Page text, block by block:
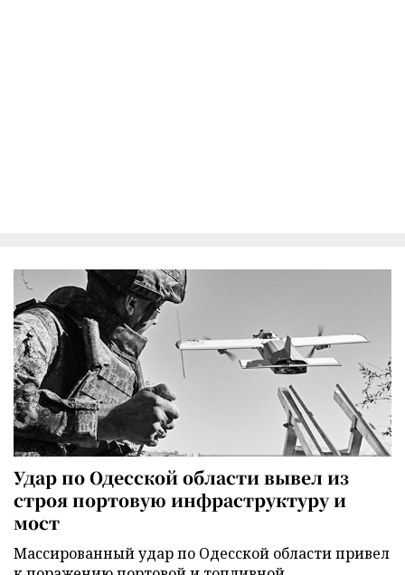
Удар по Одесской области вывел из
строя портовую инфраструктуру и
мост
Массированный удар по Одесской области привел